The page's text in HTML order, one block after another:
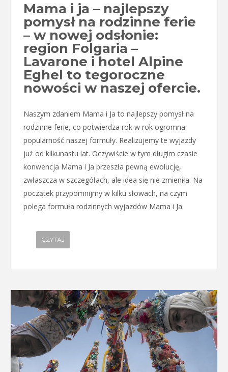
Mama i ja – najlepszy
pomysł na rodzinne ferie
– w nowej odsłonie:
region Folgaria –
Lavarone i hotel Alpine
Eghel to tegoroczne
nowości w naszej ofercie.
Naszym zdaniem Mama i Ja to najlepszy pomysł na
rodzinne ferie, co potwierdza rok w rok ogromna
popularność naszej formuły. Realizujemy te wyjazdy
już od kilkunastu lat. Oczywiście w tym długim czasie
konwencja Mama i Ja przeszła pewną ewolucję,
zwłaszcza w szczegółach, ale idea się nie zmieniła. Na
początek przypomnijmy w kilku słowach, na czym
polega formuła rodzinnych wyjazdów Mama i Ja.
CZYTAJ